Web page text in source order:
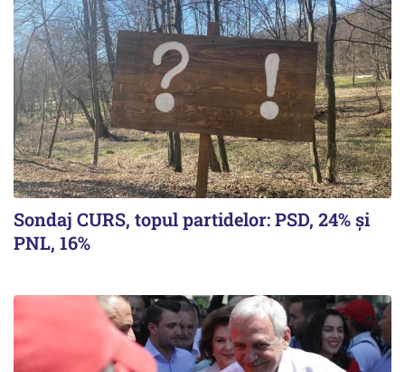
Sondaj CURS, topul partidelor: PSD, 24% şi
PNL, 16%